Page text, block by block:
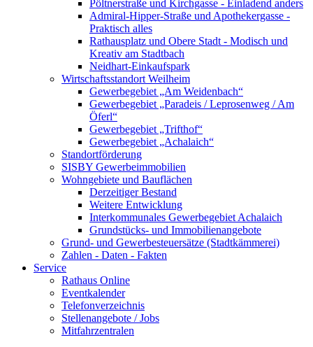
Pöltnerstraße und Kirchgasse - Einladend anders
Admiral-Hipper-Straße und Apothekergasse -
Praktisch alles
Rathausplatz und Obere Stadt - Modisch und
Kreativ am Stadtbach
Neidhart-Einkaufspark
Wirtschaftsstandort Weilheim
Gewerbegebiet „Am Weidenbach“
Gewerbegebiet „Paradeis / Leprosenweg / Am
Öferl“
Gewerbegebiet „Trifthof“
Gewerbegebiet „Achalaich“
Standortförderung
SISBY Gewerbeimmobilien
Wohngebiete und Bauflächen
Derzeitiger Bestand
Weitere Entwicklung
Interkommunales Gewerbegebiet Achalaich
Grundstücks- und Immobilienangebote
Grund- und Gewerbesteuersätze (Stadtkämmerei)
Zahlen - Daten - Fakten
Service
Rathaus Online
Eventkalender
Telefonverzeichnis
Stellenangebote / Jobs
Mitfahrzentralen